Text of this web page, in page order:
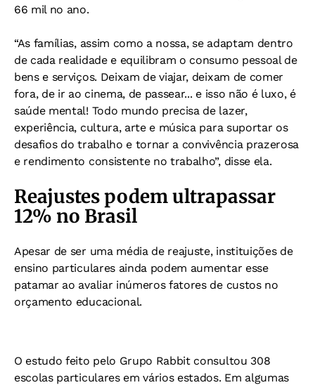
66 mil no ano.
“As famílias, assim como a nossa, se adaptam dentro
de cada realidade e equilibram o consumo pessoal de
bens e serviços. Deixam de viajar, deixam de comer
fora, de ir ao cinema, de passear... e isso não é luxo, é
saúde mental! Todo mundo precisa de lazer,
experiência, cultura, arte e música para suportar os
desafios do trabalho e tornar a convivência prazerosa
e rendimento consistente no trabalho”, disse ela.
Reajustes podem ultrapassar
12% no Brasil
Apesar de ser uma média de reajuste, instituições de
ensino particulares ainda podem aumentar esse
patamar ao avaliar inúmeros fatores de custos no
orçamento educacional.
O estudo feito pelo Grupo Rabbit consultou 308
escolas particulares em vários estados. Em algumas